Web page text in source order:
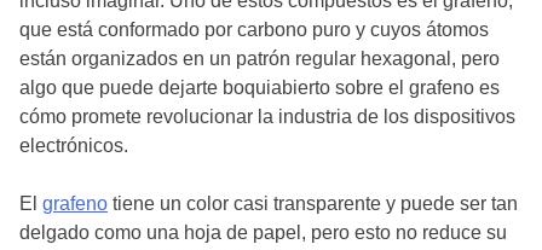
que está conformado por carbono puro y cuyos átomos
están organizados en un patrón regular hexagonal, pero
algo que puede dejarte boquiabierto sobre el grafeno es
cómo promete revolucionar la industria de los dispositivos
electrónicos.
El grafeno tiene un color casi transparente y puede ser tan
delgado como una hoja de papel, pero esto no reduce su